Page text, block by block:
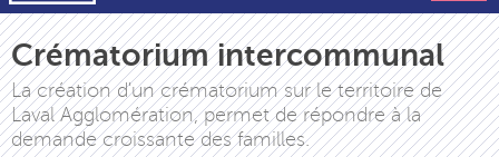
Crématorium intercommunal
La création d'un crématorium sur le territoire de
Laval Agglomération, permet de répondre à la
demande croissante des familles.